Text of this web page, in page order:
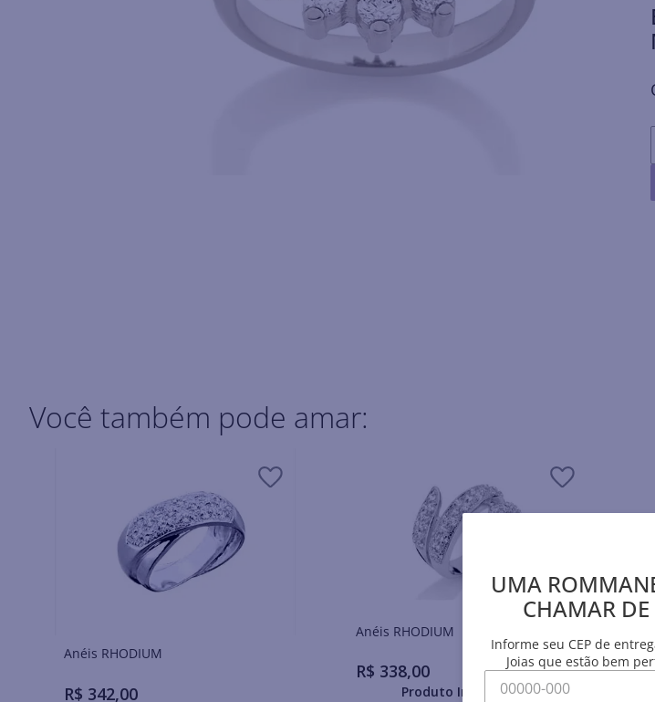
Você também pode amar:
Anéis RHODIUM
R$ 342,00
Anéis RHODIUM
R$ 338,00
Produto Indisponível
UMA
CHAMAR DE
Informe seu CEP de
Joias que estão bem